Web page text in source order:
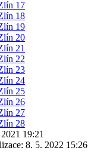
19:21
8. 5. 2022 15:26